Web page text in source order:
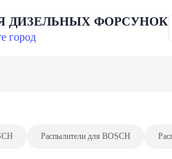
ДИЗЕЛЬНЫХ ФОРСУНОК
город
Распылители для BOSCH